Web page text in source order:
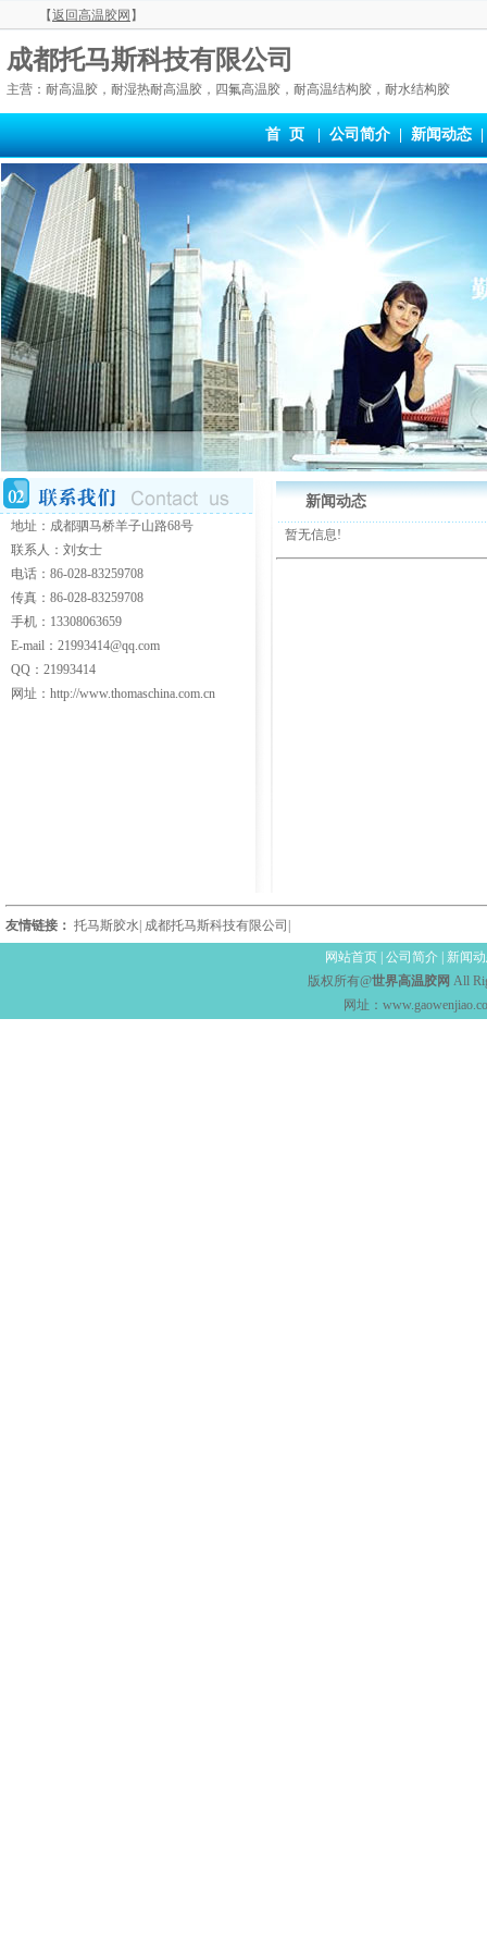
【返回高温胶网 】
成都托马斯科技有限公司
主营：耐高温胶，耐湿热耐高温胶，四氟高温胶，耐高温结构胶，耐水结构胶
首 页 公司简介 新闻动态
地址：成都驷马桥羊子山路68号
联系人：刘女士
电话：86-028-83259708
传真：86-028-83259708
手机：13308063659
E-mail：21993414@qq.com
QQ：21993414
网址：http://www.thomaschina.com.cn
新闻动态
暂无信息!
友情链接： 托马斯胶水 成都托马斯科技有限公司
网站首页 公司简介
新闻
版权所有@世界高温胶网 All
网址：